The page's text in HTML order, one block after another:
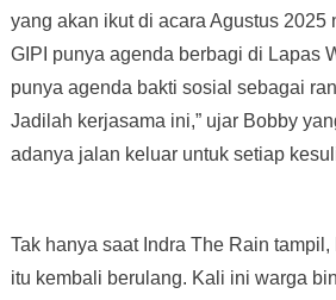
yang akan ikut di acara Agustus 2025
GIPI punya agenda berbagi di Lapas
punya agenda bakti sosial sebagai
Jadilah kerjasama ini,” ujar Bobby
adanya jalan keluar untuk setiap
Tak hanya saat Indra The Rain
itu kembali berulang. Kali ini warga